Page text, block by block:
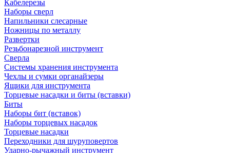
Кабелерезы
Наборы сверл
Напильники слесарные
Ножницы по металлу
Развертки
Резьбонарезной инструмент
Сверла
Системы хранения инструмента
Чехлы и сумки органайзеры
Ящики для инструмента
Торцевые насадки и биты (вставки)
Биты
Наборы бит (вставок)
Наборы торцевых насадок
Торцевые насадки
Переходники для шуруповертов
Ударно-рычажный инструмент